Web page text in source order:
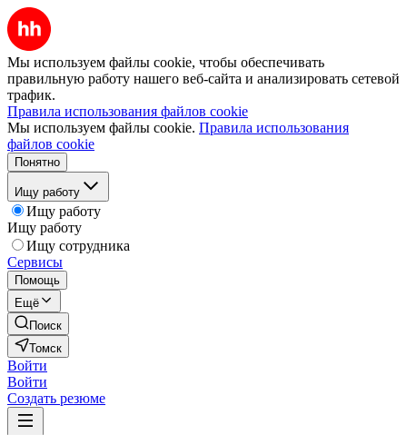
Мы используем файлы cookie, чтобы обеспечивать
правильную работу нашего веб-сайта и анализировать сетевой
трафик.
Правила использования файлов cookie
Мы используем файлы cookie. Правила использования
файлов cookie
Понятно
Ищу работу
Ищу работу
Ищу работу
Ищу сотрудника
Сервисы
Помощь
Ещё
Поиск
Томск
Войти
Войти
Создать резюме